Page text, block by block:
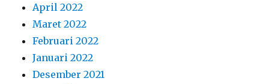
April 2022
Maret 2022
Februari 2022
Januari 2022
Desember 2021